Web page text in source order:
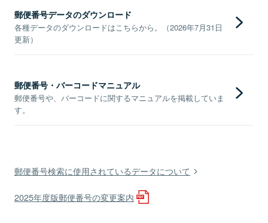
郵便番号データのダウンロード
各種データのダウンロードはこちらから。（2026年7月31日
更新）
郵便番号・バーコードマニュアル
郵便番号や、バーコードに関するマニュアルを掲載していま
す。
郵便番号検索に使用されているデータについて
2025年度版郵便番号の変更案内